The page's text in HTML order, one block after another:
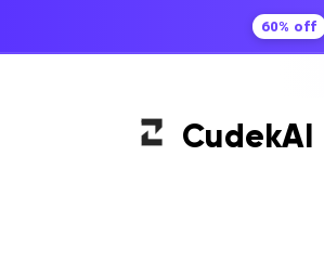
60% off
CudekAI